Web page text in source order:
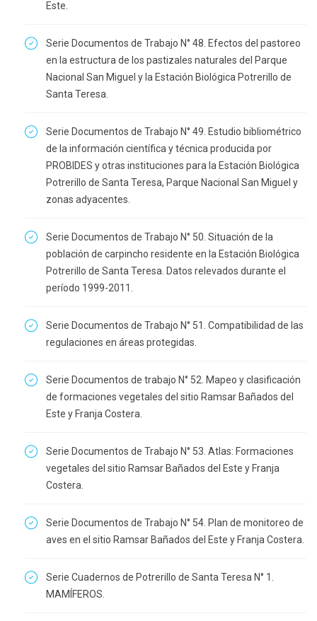
Este.
Serie Documentos de Trabajo N° 48. Efectos del pastoreo
en la estructura de los pastizales naturales del Parque
Nacional San Miguel y la Estación Biológica Potrerillo de
Santa Teresa.
Serie Documentos de Trabajo N° 49. Estudio bibliométrico
de la información científica y técnica producida por
PROBIDES y otras instituciones para la Estación Biológica
Potrerillo de Santa Teresa, Parque Nacional San Miguel y
zonas adyacentes.
Serie Documentos de Trabajo N° 50. Situación de la
población de carpincho residente en la Estación Biológica
Potrerillo de Santa Teresa. Datos relevados durante el
período 1999-2011.
Serie Documentos de Trabajo N° 51. Compatibilidad de las
regulaciones en áreas protegidas.
Serie Documentos de trabajo N° 52. Mapeo y clasificación
de formaciones vegetales del sitio Ramsar Bañados del
Este y Franja Costera.
Serie Documentos de Trabajo N° 53. Atlas: Formaciones
vegetales del sitio Ramsar Bañados del Este y Franja
Costera.
Serie Documentos de Trabajo N° 54. Plan de monitoreo de
aves en el sitio Ramsar Bañados del Este y Franja Costera.
Serie Cuadernos de Potrerillo de Santa Teresa N° 1.
MAMÍFEROS.